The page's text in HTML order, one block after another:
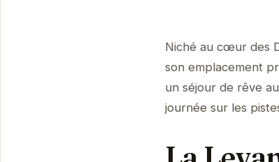
Niché au cœur des
son emplacement
un séjour de rêve
journée sur les